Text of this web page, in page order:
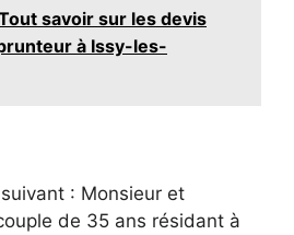
savoir sur les devis
à Issy-les-
suivant : Monsieur et
de 35 ans résidant à